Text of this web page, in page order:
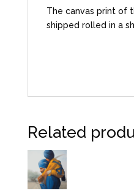
The canvas print of
shipped rolled in a
Related